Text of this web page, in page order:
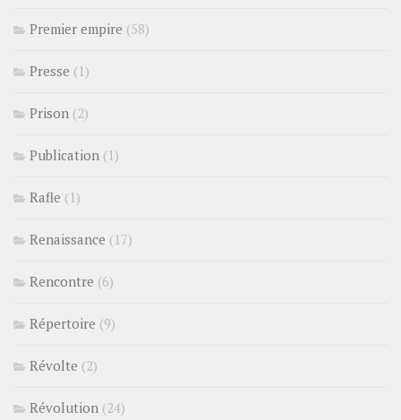
Premier empire (58)
Presse (1)
Prison (2)
Publication (1)
Rafle (1)
Renaissance (17)
Rencontre (6)
Répertoire (9)
Révolte (2)
Révolution (24)